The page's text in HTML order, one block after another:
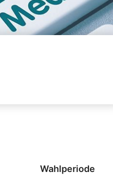
Wahlperiode